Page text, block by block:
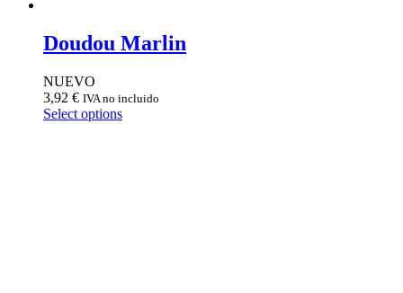
Doudou Marlin
NUEVO
3,92 € IVA no incluido
Select options